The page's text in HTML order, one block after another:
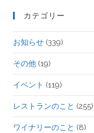
カテゴリー
お知らせ (339)
その他 (19)
イベント (119)
レストランのこと (255)
ワイナリーのこと (8)